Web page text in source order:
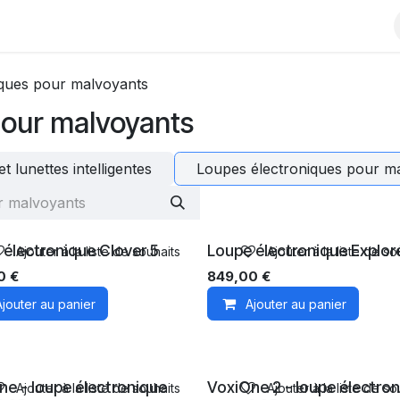
pour malvoyants
malvoyants
lunettes intelligentes Loupes électroniques pour
électronique Clover 5
€
au panier
Ajouter à la liste de souhaits Loupe électronique
849,00 €
Ajouter au panier
Ajouter à la liste de
- loupe électronique
Ajouter à la liste de souhaits
VoxiOne 2 - loupe
Ajouter à la liste de